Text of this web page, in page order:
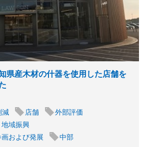
県産木材の什器を使用した店舗を
減 店舗
外部評価
地域振興
および発展
中部